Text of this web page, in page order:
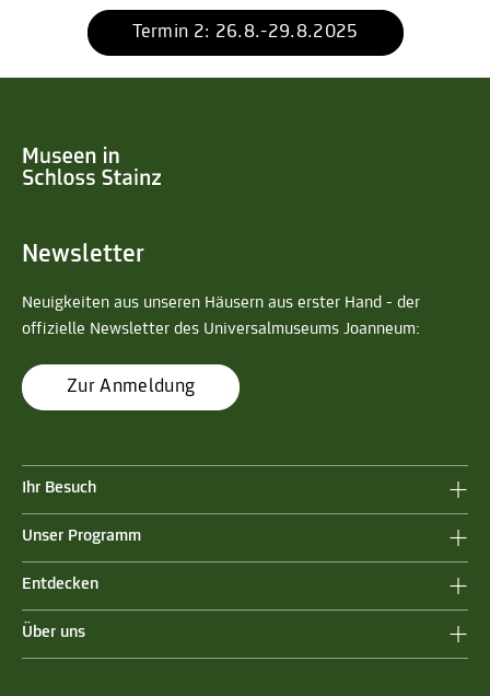
Termin 2: 26.8.-29.8.2025
Newsletter
Neuigkeiten aus unseren Häusern aus erster Hand - der
offizielle Newsletter des Universalmuseums Joanneum:
Zur Anmeldung
Ihr Besuch
Unser Programm
Entdecken
Über uns